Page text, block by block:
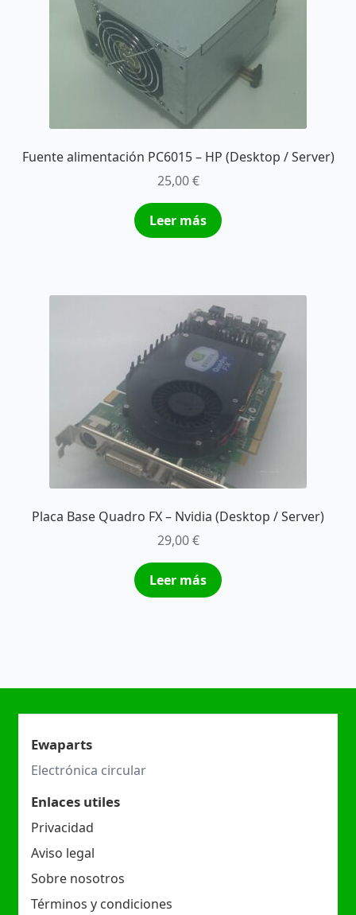
Fuente alimentación PC6015 – HP (Desktop / Server)
25,00€
Leer más
Placa Base Quadro FX – Nvidia (Desktop / Server)
29,00€
Leer más
Ewaparts
Electrónica circular
Enlaces utiles
Privacidad
Aviso legal
Sobre nosotros
Términos y condiciones